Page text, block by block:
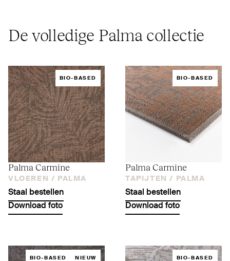
De volledige Palma collectie
BIO-BASED
Palma Carmine
VLOEREN / PALMA
Staal bestellen
Download foto
BIO-BASED
Palma Carmine
TAPIJTEN / PALMA
Staal bestellen
Download foto
BIO-BASED NIEUW BIO-BASED